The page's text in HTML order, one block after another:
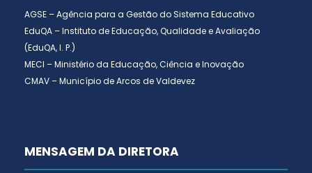
AGSE – Agência para a Gestão do Sistema Educativo
EduQA – Instituto de Educação, Qualidade e Avaliação
(EduQA, I. P.)
MECI – Ministério da Educação, Ciência e Inovação
CMAV – Município de Arcos de Valdevez
MENSAGEM DA DIRETORA